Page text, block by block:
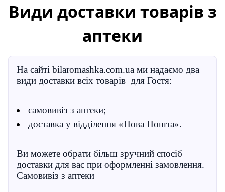
Види доставки товарів з
аптеки
На сайті bilaromashka.com.ua ми надаємо два
види доставки всіх товарів для Гостя:
cамовивіз з аптеки;
доставка у відділення «Нова Пошта».
Ви можете обрати більш зручний спосіб
доставки для вас при оформленні замовлення.
Самовивіз з аптеки